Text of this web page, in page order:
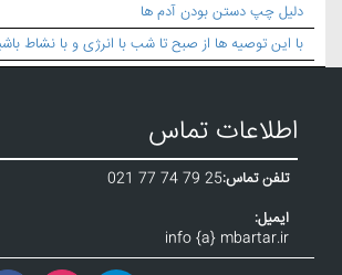
دلیل چپ دستن بودن آدم ها
با این توصیه ها از صبح تا شب با انرژی و با نشاط
اطلاعات تماس
تلفن تماس:021 77 74 79 25
ایمیل:
info {a} mbartar.ir